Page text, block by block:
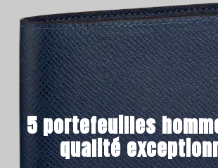
5 portefeuilles
qualité